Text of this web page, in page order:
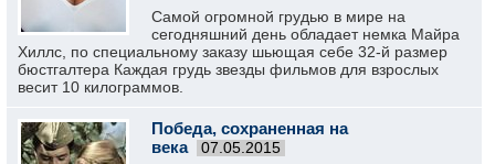
Самой огромной грудью в мире на
сегодняшний день обладает немка Майра
Хиллс, по специальному заказу шьющая себе 32-й размер
бюстгалтера Каждая грудь звезды фильмов для взрослых
весит 10 килограммов.
Победа, сохраненная на
века
07.05.2015